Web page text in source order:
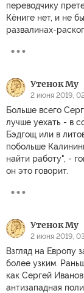
переводчику
Кёниге нет, и не
развалинах-
Утенок Му
2 июня 2019,
Больше всего
лучше уехать - в
Бэдгощ или в
побольше
найти работу", -
он это говорит.
Утенок Му
2 июня 2019,
Взгляд на Европу
более узким.
как Сергей
антизападная